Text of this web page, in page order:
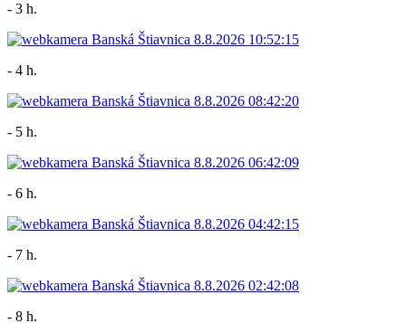
- 3 h.
- 4 h.
- 5 h.
- 6 h.
- 7 h.
- 8 h.